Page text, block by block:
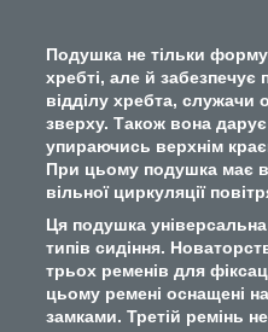
Подушка не тільки
хребті, але й забезпечує
відділу хребта,
зверху. Також вона
упираючись верхнім
При цьому подушка має
вільної циркуляції
Ця подушка універсальна
типів сидіння.
трьох ременів для
цьому ремені оснащені
замками. Третій ремінь